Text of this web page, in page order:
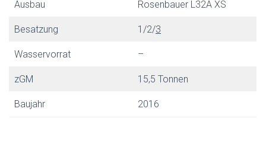
Ausbau Rosenbauer L32A XS
Besatzung 1/2/3
Wasservorrat –
zGM 15,5 Tonnen
Baujahr 2016